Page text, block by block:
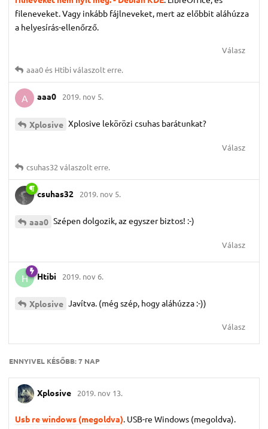
fileneveket. Vagy inkább fájlneveket, mert az előbbit aláhúzza
a helyesírás-ellenőrző.
Válasz
aaa0és Htibiválaszolt erre.
A aaa0 2019. nov 5.
Xplosive Xplosive lekörözi csuhas barátunkat?
Válasz
csuhas32 válaszolt erre.
csuhas32 2019. nov 5.
aaa0 Szépen dolgozik, az egyszer biztos! :-)
Válasz
H Htibi 2019. nov 6.
Xplosive Javítva. (még szép, hogy aláhúzza :-))
Válasz
ENNYIVEL KÉSŐBB:7 NAP
Xplosive 2019. nov 13.
Usb re windows (megoldva). USB-re Windows (megoldva).